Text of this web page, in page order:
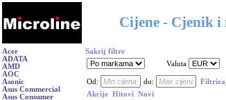
Cijene - Cjenik i
Acer
ADATA
AMD
AOC
Asonic
Asus Commercial
Asus Consumer
Sakrij filtre
Valuta
Od: do:
Akcije Hitovi Novi